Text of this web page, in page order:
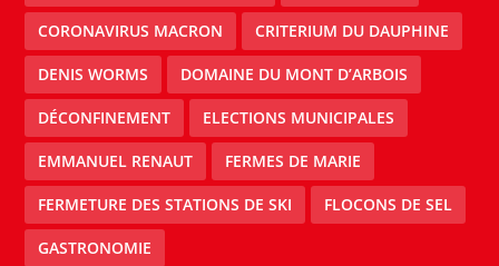
CORONAVIRUS MACRON CRITERIUM DU DAUPHINE
DENIS WORMS DOMAINE DU MONT D’ARBOIS
DÉCONFINEMENT ELECTIONS MUNICIPALES
EMMANUEL RENAUT FERMES DE MARIE
FERMETURE DES STATIONS DE SKI FLOCONS DE SEL
GASTRONOMIE